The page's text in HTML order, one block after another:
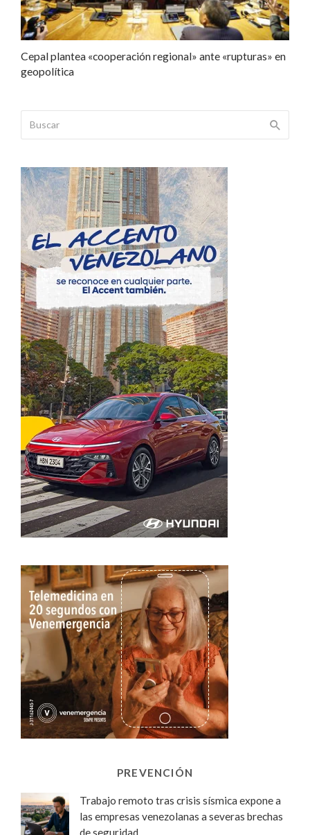
Cepal plantea «cooperación regional» ante «rupturas» en
geopolítica
PREVENCIÓN
Trabajo remoto tras crisis sísmica expone a
las empresas venezolanas a severas brechas
de seguridad